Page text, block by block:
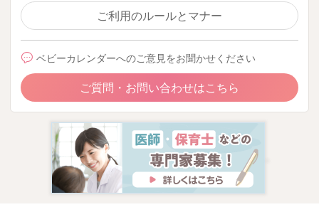
ご利用のルールとマナー
ベビーカレンダーへのご意見をお聞かせください
ご質問・お問い合わせはこちら